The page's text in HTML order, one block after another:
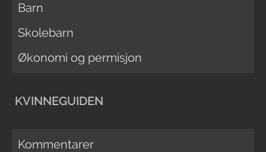
Barn
Skolebarn
Økonomi og permisjon
KVINNEGUIDEN
Kommentarer